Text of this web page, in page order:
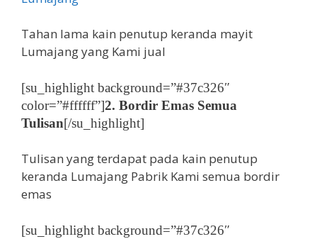
Tahan lama kain penutup keranda mayit
Lumajang yang Kami jual
[su_highlight background=”#37c326″
color=”#ffffff”]2. Bordir Emas Semua
Tulisan[/su_highlight]
Tulisan yang terdapat pada kain penutup
keranda Lumajang Pabrik Kami semua bordir
emas
[su_highlight background=”#37c326″